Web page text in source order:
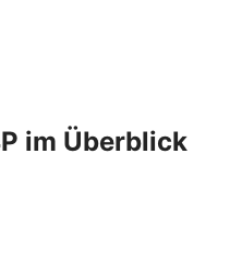
im Überblick